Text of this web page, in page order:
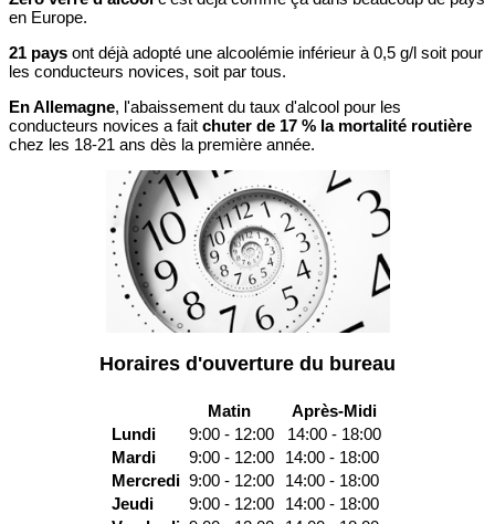
en Europe.
21 pays ont déjà adopté une alcoolémie inférieur à 0,5 g/l soit pour
les conducteurs novices, soit par tous.
En Allemagne, l'abaissement du taux d'alcool pour les
conducteurs novices a fait chuter de 17 % la mortalité routière
chez les 18-21 ans dès la première année.
Horaires d'ouverture du bureau
Matin
Après-Midi
Lundi
9:00 - 12:00
14:00 - 18:00
Mardi
9:00 - 12:00
14:00 - 18:00
Mercredi 9:00 - 12:00
14:00 - 18:00
Jeudi
9:00 - 12:00
14:00 - 18:00